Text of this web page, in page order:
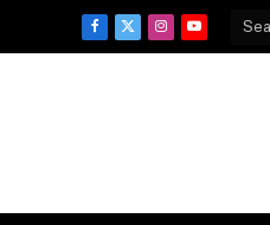
Facebook
X
InstagramYouTube